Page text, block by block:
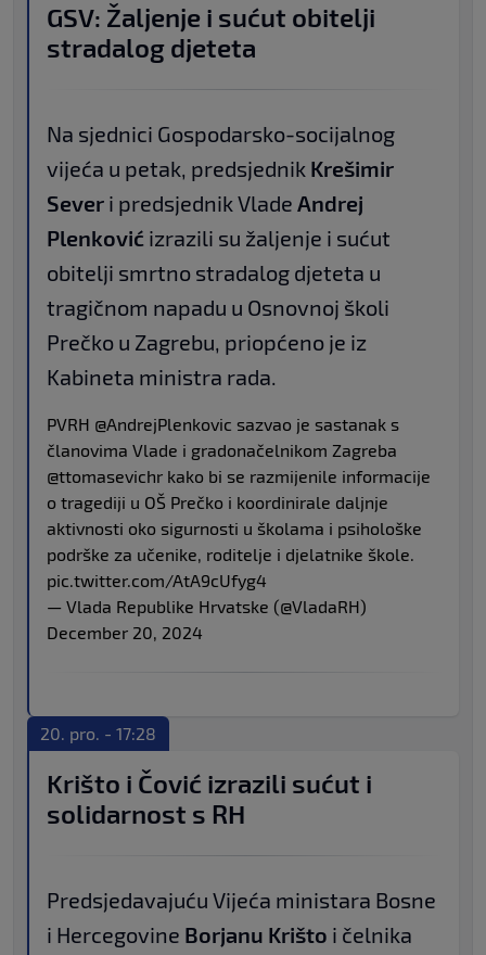
GSV: Žaljenje i sućut obitelji
stradalog djeteta
Na sjednici Gospodarsko-socijalnog
vijeća u petak, predsjednik Krešimir
Sever i predsjednik Vlade Andrej
Plenković izrazili su žaljenje i sućut
obitelji smrtno stradalog djeteta u
tragičnom napadu u Osnovnoj školi
Prečko u Zagrebu, priopćeno je iz
Kabineta ministra rada.
PVRH @AndrejPlenkovic sazvao je sastanak s
članovima Vlade i gradonačelnikom Zagreba
@ttomasevichr kako bi se razmijenile informacije
o tragediji u OŠ Prečko i koordinirale daljnje
aktivnosti oko sigurnosti u školama i psihološke
podrške za učenike, roditelje i djelatnike škole.
pic.twitter.com/AtA9cUfyg4
— Vlada Republike Hrvatske (@VladaRH)
December 20, 2024
20. pro. - 17:28
Krišto i Čović izrazili sućut i
solidarnost s RH
Predsjedavajuću Vijeća ministara Bosne
i Hercegovine Borjanu Krišto i čelnika